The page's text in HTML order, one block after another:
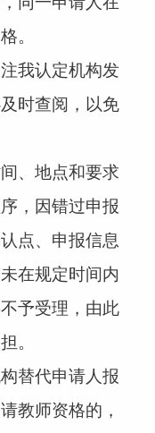
。
我认定机构发
时查阅，以免
、地点和要求
，因错过申报
点、申报信息
在规定时间内
予受理，由此
。
替代申请人报
教师资格的，